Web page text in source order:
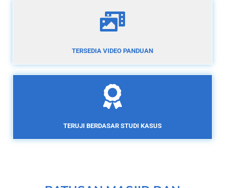
TERSEDIA VIDEO PANDUAN
TERUJI BERDASAR STUDI KASUS